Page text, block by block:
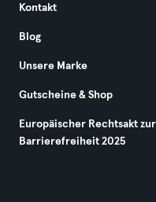
Kontakt
Blog
Unsere Marke
Gutscheine & Shop
Europäischer Rechtsakt zur
Barrierefreiheit 2025